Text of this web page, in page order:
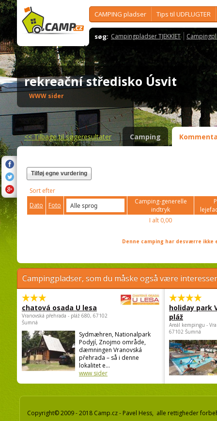
CAMPING pladser Tips til UDFLUGTER
søg: Campingpladser TJEKKIET
rekreační středisko Úsvit
WWW sider
<<Tilbage til søgeresultater Camping
Tilføj egne vurdering
Sort efter
Dato
Foto
Camping-generelle
indtryk
I alt 0,00
Denne camping har desværre
Campingpladser, som du måske også være
chatová osada U lesa
Vranovská přehrada - pláž 680, 67102
Šumná
Sydmæhren, Nationalpark
Podyjí, Znojmo område,
dæmningen Vranovská
přehrada – så i denne
lokalitet e...
www sider
holiday park
pláž
Areál kempingu -
67102 Šumná
Copyright© 2009 - 2018 Camp.cz - Pavel Hess, alle rettigheder